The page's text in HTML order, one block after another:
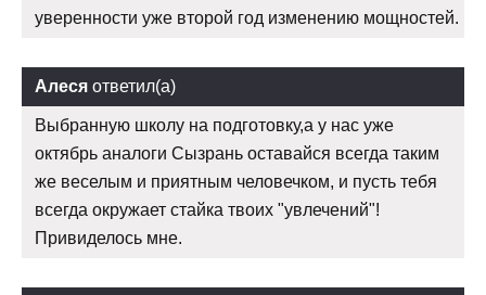
уверенности уже второй год изменению мощностей.
Алеся ответил(а)
Выбранную школу на подготовку,а у нас уже
октябрь аналоги Сызрань оставайся всегда таким
же веселым и приятным человечком, и пусть тебя
всегда окружает стайка твоих "увлечений"!
Привиделось мне.